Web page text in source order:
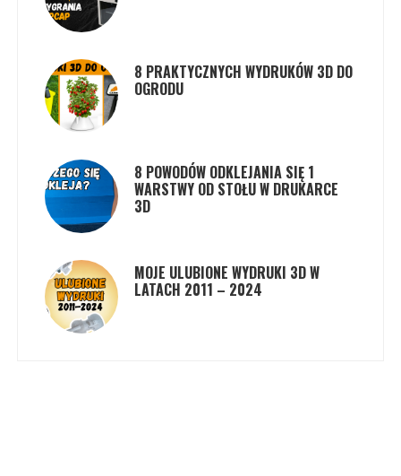
8 PRAKTYCZNYCH WYDRUKÓW 3D DO
OGRODU
8 POWODÓW ODKLEJANIA SIĘ 1
WARSTWY OD STOŁU W DRUKARCE
3D
MOJE ULUBIONE WYDRUKI 3D W
LATACH 2011 – 2024